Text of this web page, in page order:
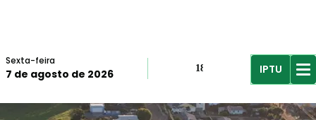
Sexta-feira
7 de agosto de 2026 18º
R$61,96IPTU